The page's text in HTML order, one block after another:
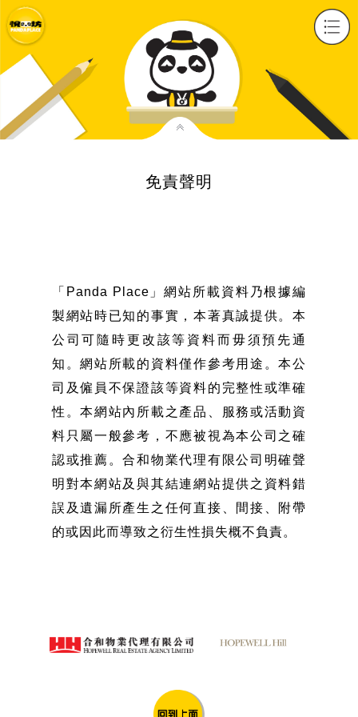
免責聲明
「Panda Place」網站所載資料乃根據編
製網站時已知的事實，本著真誠提供。本
公司可隨時更改該等資料而毋須預先通
知。網站所載的資料僅作參考用途。本公
司及僱員不保證該等資料的完整性或準確
性。本網站內所載之產品、服務或活動資
料只屬一般參考，不應被視為本公司之確
認或推薦。合和物業代理有限公司明確聲
明對本網站及與其結連網站提供之資料錯
誤及遺漏所產生之任何直接、間接、附帶
的或因此而導致之衍生性損失概不負責。